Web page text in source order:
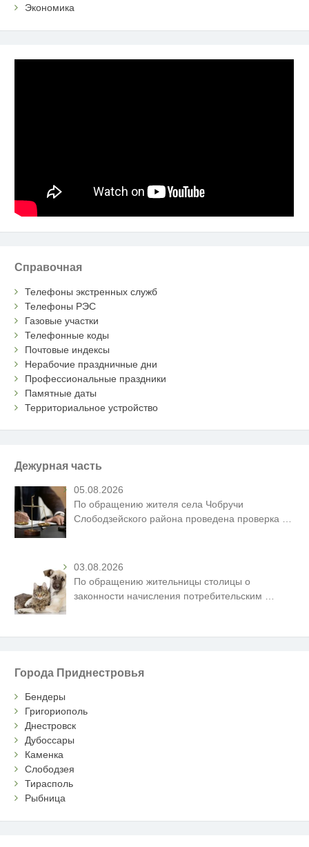
Экономика
Справочная
Телефоны экстренных служб
Телефоны РЭС
Газовые участки
Телефонные коды
Почтовые индексы
Нерабочие праздничные дни
Профессиональные праздники
Памятные даты
Территориальное устройство
Дежурная часть
05.08.2026
По обращению жителя села Чобручи
Слободзейского района проведена проверка …
03.08.2026
По обращению жительницы столицы о
законности начисления потребительским
Города Приднестровья
Бендеры
Григориополь
Днестровск
Дубоссары
Каменка
Слободзея
Тирасполь
Рыбница